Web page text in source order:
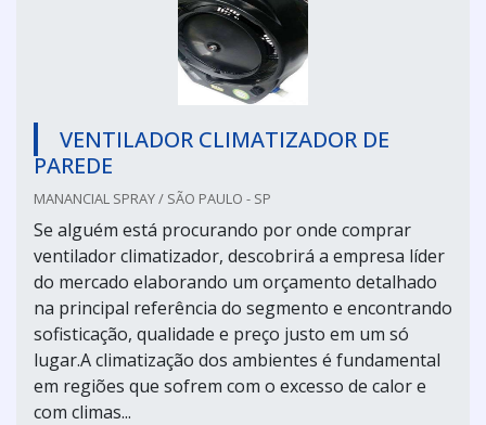
VENTILADOR CLIMATIZADOR DE
PAREDE
MANANCIAL SPRAY / SÃO PAULO - SP
Se alguém está procurando por onde comprar
ventilador climatizador, descobrirá a empresa líder
do mercado elaborando um orçamento detalhado
na principal referência do segmento e encontrando
sofisticação, qualidade e preço justo em um só
lugar.A climatização dos ambientes é fundamental
em regiões que sofrem com o excesso de calor e
com climas...